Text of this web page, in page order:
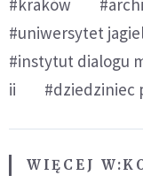
#uniwersytet
#instytut dialogu
ii
#dziedziniec
WIĘCEJ W: